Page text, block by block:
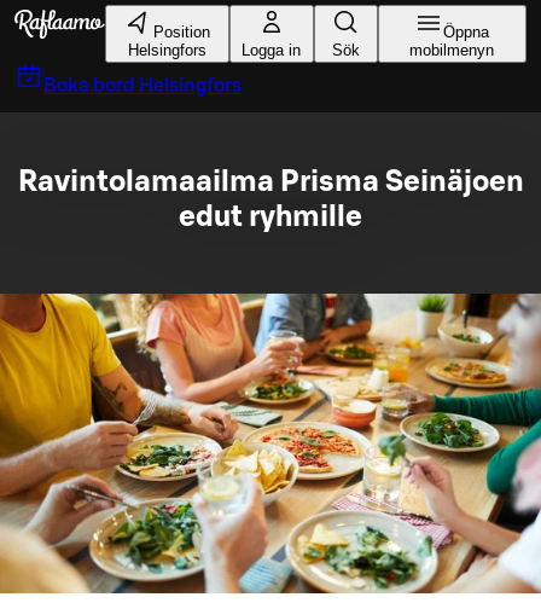
Gå till huvudinnehållet
Position
Helsingfors
Logga in Sök
Öppna
mobilmenyn
Boka bord Helsingfors
Ravintolamaailma Prisma Seinäjoen
edut ryhmille